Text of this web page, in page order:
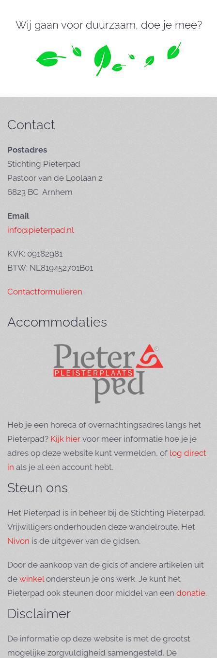
Wij gaan voor duurzaam, doe je mee?
Contact
Postadres
Stichting Pieterpad
Pastoor van de Loolaan 2
6823 BC Arnhem
Email
info@pieterpad.nl
KVK: 09182981
BTW: NL819452701B01
Contactformulieren
Accommodaties
Heb je een horeca of overnachtingsadres langs het
Pieterpad? Kijk hier voor meer informatie hoe je je
adres op deze website kunt vermelden, of log direct
in als je al een account hebt.
Steun ons
Het Pieterpad is in beheer bij de Stichting Pieterpad.
Vrijwilligers onderhouden deze wandelroute. Het
Nivon is de uitgever van de gidsen.
Door de aankoop van de gids of andere artikelen uit
de winkelondersteun je ons werk. Je kunt het
Pieterpad ook steunen door middel van een donatie.
Disclaimer
De informatie op deze website is met de grootst
mogelijke zorgvuldigheid samengesteld. De